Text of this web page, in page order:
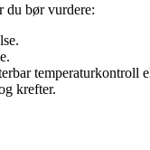
du bør vurdere:
temperaturkontroll
krefter.